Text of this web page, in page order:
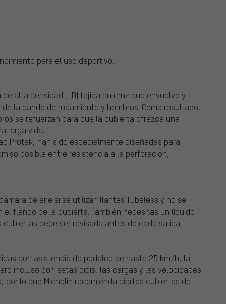
para el uso deportivo.
alta densidad (HD) tejida en cruz que envuelve y
la banda de rodamiento y hombros. Como resultado,
se refuerzan para que la cubierta ofrezca una
larga vida.
Protek, han sido especialmente diseñadas para
posible entre resistencia a la perforación,
de aire si se utilizan llantas Tubeless y no se
flanco de la cubierta. También necesitas un líquido
debe ser revisada antes de cada salida.
con asistencia de pedaleo de hasta 25 km/h, la
incluso con estas bicis, las cargas y las velocidades
por lo que Michelin recomienda ciertas cubiertas de